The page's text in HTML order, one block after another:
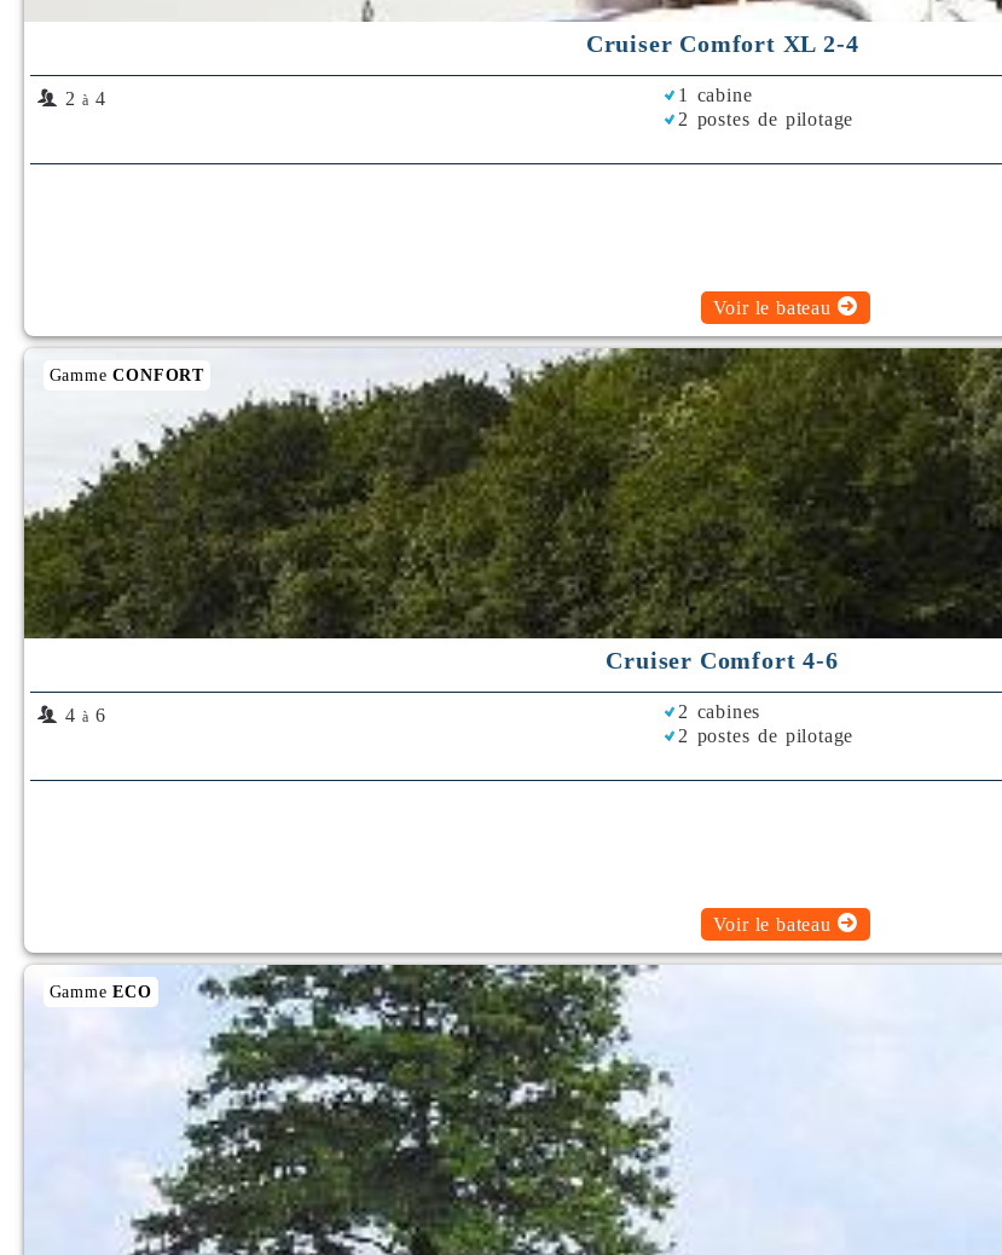
Cruiser Comfort XL 2-4
2 à4
1 cabine
2 postes de pilotage
Voir le bateau
GammeCONFORT
Cruiser Comfort 4-6
4 à6
2 cabines
2 postes de pilotage
Voir le bateau
GammeECO